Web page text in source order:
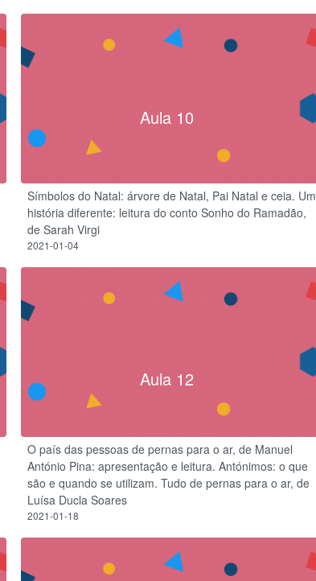
Aula 10
Símbolos do Natal: árvore de Natal, Pai Natal e ceia. Um
história diferente: leitura do conto Sonho do Ramadão,
de Sarah Virgi
2021-01-04
Aula 12
O país das pessoas de pernas para o ar, de Manuel
António Pina: apresentação e leitura. Antónimos: o que
são e quando se utilizam. Tudo de pernas para o ar, de
Luísa Ducla Soares
2021-01-18